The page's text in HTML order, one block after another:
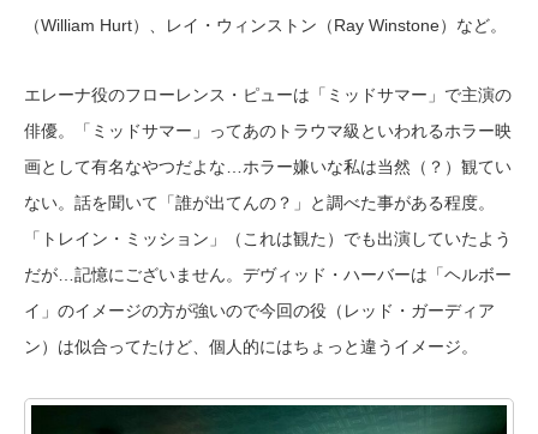
（William Hurt）、レイ・ウィンストン（Ray Winstone）など。
エレーナ役のフローレンス・ピューは「ミッドサマー」で主演の
俳優。「ミッドサマー」ってあのトラウマ級といわれるホラー映
画として有名なやつだよな…ホラー嫌いな私は当然（？）観てい
ない。話を聞いて「誰が出てんの？」と調べた事がある程度。
「トレイン・ミッション」（これは観た）でも出演していたよう
だが…記憶にございません。デヴィッド・ハーバーは「ヘルボー
イ」のイメージの方が強いので今回の役（レッド・ガーディア
ン）は似合ってたけど、個人的にはちょっと違うイメージ。